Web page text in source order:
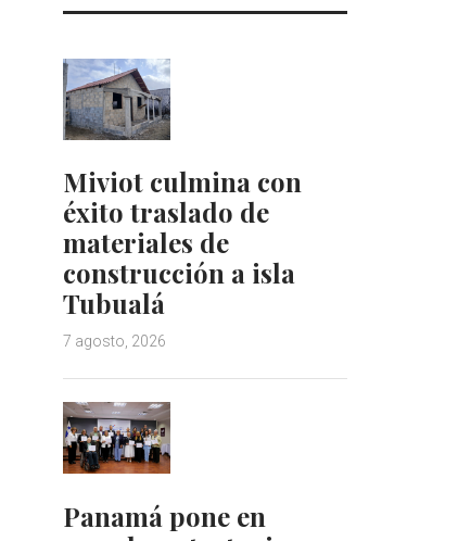
Miviot culmina con
éxito traslado de
materiales de
construcción a isla
Tubualá
7 agosto, 2026
Panamá pone en